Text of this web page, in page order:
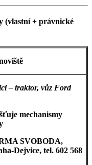
(vlastní + právnické
– traktor, vůz Ford
mechanismy
SVOBODA,
Dejvice, tel. 602 568